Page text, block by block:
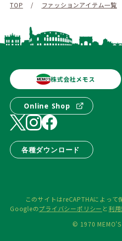
TOP / ファッションアイテム一覧
株式会社メモス
Online Shop
各種ダウンロード
このサイトはreCAPTHAによって
Googleのプライバシーポリシー と利
© 1970 MEMO'S